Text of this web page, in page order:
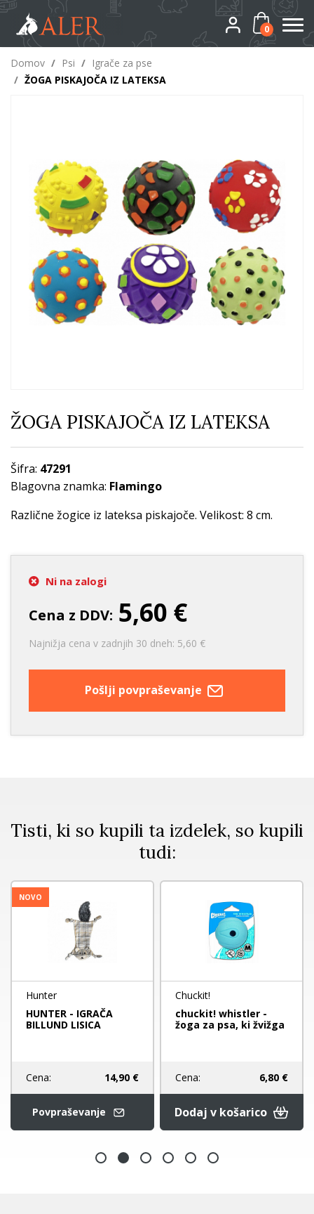
0
Domov / Psi / Igrače za pse
/ ŽOGA PISKAJOČA IZ LATEKSA
ŽOGA PISKAJOČA IZ LATEKSA
Šifra: 47291
Blagovna znamka: Flamingo
Različne žogice iz lateksa piskajoče. Velikost: 8 cm.
Ni na zalogi
Cena z DDV: 5,60 €
Najnižja cena v zadnjih 30 dneh: 5,60 €
Pošlji povpraševanje
Tisti, ki so kupili ta izdelek, so kupili
tudi:
NOVO
Hunter
HUNTER - IGRAČA
BILLUND LISICA
Cena: 14,90 €
Povpraševanje
Chuckit!
chuckit! whistler -
žoga za psa, ki žvižga
Cena: 6,80 €
Dodaj v košarico